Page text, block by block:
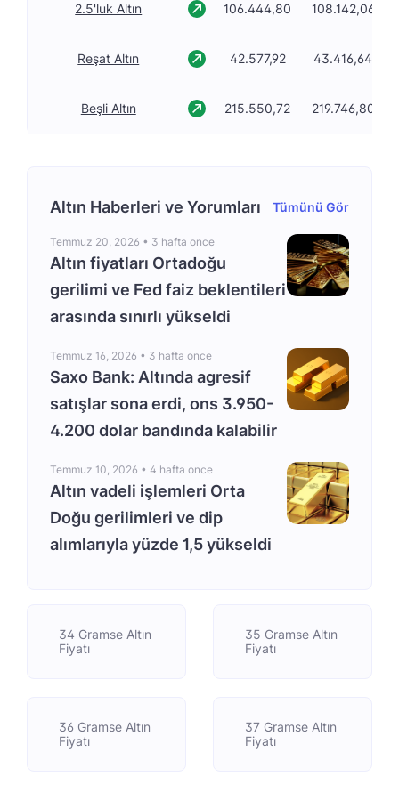
2.5'luk Altın 106.444,80 108.142,06
Reşat Altın 42.577,92 43.416,64
Beşli Altın 215.550,72 219.746,80
Altın Haberleri ve Yorumları Tümünü Gör
Temmuz 20, 2026 • 3 hafta once
Altın fiyatları Ortadoğu
gerilimi ve Fed faiz beklentileri
arasında sınırlı yükseldi
Temmuz 16, 2026 • 3 hafta once
Saxo Bank: Altında agresif
satışlar sona erdi, ons 3.950-
4.200 dolar bandında kalabilir
Temmuz 10, 2026 • 4 hafta once
Altın vadeli işlemleri Orta
Doğu gerilimleri ve dip
alımlarıyla yüzde 1,5 yükseldi
34 Gramse Altın
Fiyatı
35 Gramse Altın
Fiyatı
36 Gramse Altın
Fiyatı
37 Gramse Altın
Fiyatı